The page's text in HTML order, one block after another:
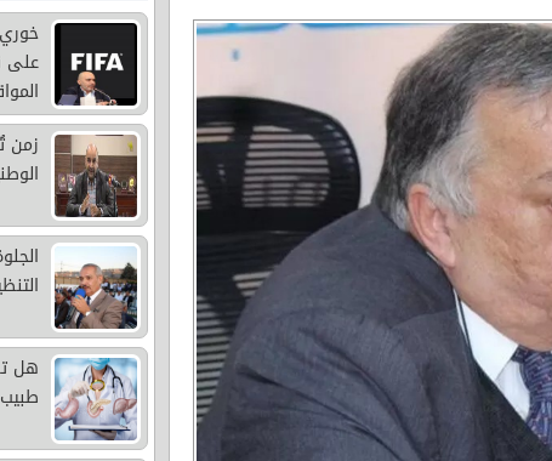
على
زمن
هل